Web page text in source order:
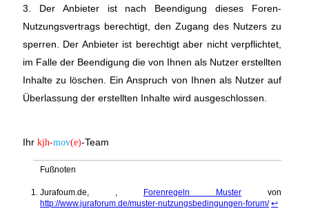
3. Der Anbieter ist nach Beendigung dieses Foren-
Nutzungsvertrags berechtigt, den Zugang des Nutzers zu
sperren. Der Anbieter ist berechtigt aber nicht verpflichtet,
im Falle der Beendigung die von Ihnen als Nutzer erstellten
Inhalte zu löschen. Ein Anspruch von Ihnen als Nutzer auf
Überlassung der erstellten Inhalte wird ausgeschlossen.
Ihr kjh-mov(e)-Team
Fußnoten
Jurafoum.de, , Forenregeln Muster von
http://www.juraforum.de/muster-nutzungsbedingungen-forum/ ↩